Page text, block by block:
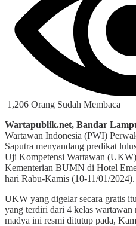
1,206 Orang Sudah Membaca
Wartapublik.net, Bandar
Wartawan Indonesia (PWI)
Saputra menyandang predikat
Uji Kompetensi Wartawan
Kementerian BUMN di Hotel
hari Rabu-Kamis (10-11/01/2024).
UKW yang digelar secara gratis
yang terdiri dari 4 kelas wartawan
madya ini resmi ditutup pada,